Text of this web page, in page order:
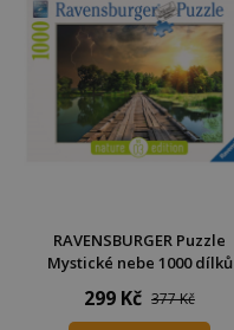
RAVENSBURGER Puzzle
Mystické nebe 1000 dílků
299 Kč 377 Kč